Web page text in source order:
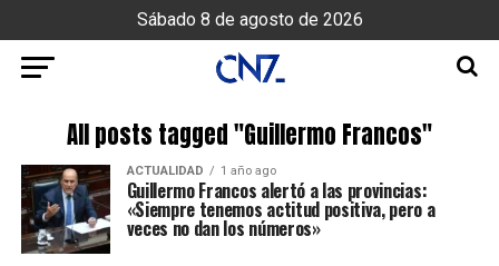
Sábado 8 de agosto de 2026
All posts tagged "Guillermo Francos"
ACTUALIDAD 1 año ago
Guillermo Francos alertó a las provincias:
«Siempre tenemos actitud positiva, pero a
veces no dan los números»